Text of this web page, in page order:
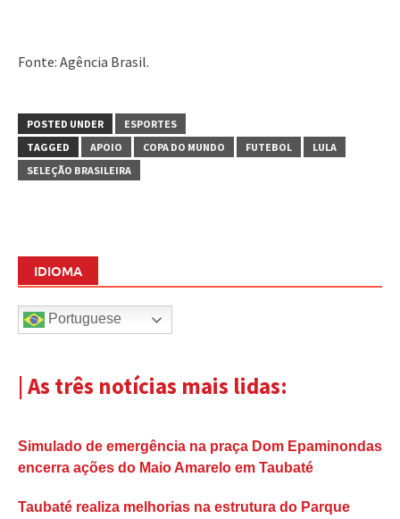
Fonte: Agência Brasil.
POSTED UNDER
ESPORTES
TAGGED
APOIO COPA DO MUNDO FUTEBOL
LULA
SELEÇÃO BRASILEIRA
IDIOMA
Portuguese
| As três notícias mais lidas:
Simulado de emergência na praça Dom Epaminondas
encerra ações do Maio Amarelo em Taubaté
Taubaté realiza melhorias na estrutura do Parque